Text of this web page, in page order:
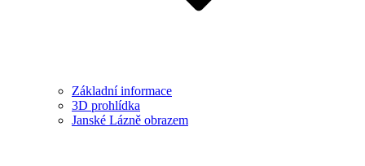
Základní informace
3D prohlídka
Janské Lázně obrazem